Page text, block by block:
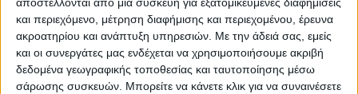
και περιεχόμενο, μέτρηση διαφήμισης και περιεχομένου, έρευνα
ακροατηρίου και ανάπτυξη υπηρεσιών. Με την άδειά σας, εμείς
και οι συνεργάτες μας ενδέχεται να χρησιμοποιήσουμε ακριβή
δεδομένα γεωγραφικής τοποθεσίας και ταυτοποίησης μέσω
σάρωσης συσκευών. Μπορείτε να κάνετε κλικ για να συναινέσετε
Οι 9 άξονες Κουρέτα για να "σωθεί" η
Θεσσαλία από την λειψυδρία